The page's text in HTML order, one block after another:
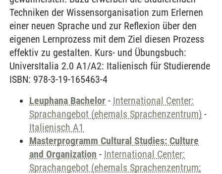
Techniken der Wissensorganisation zum Erlernen
einer neuen Sprache und zur Reflexion über den
eigenen Lernprozess mit dem Ziel diesen Prozess
effektiv zu gestalten. Kurs- und Übungsbuch:
UniversItalia 2.0 A1/A2: Italienisch für Studierende
ISBN: 978-3-19-165463-4
Leuphana Bachelor - International Center:
Sprachangebot (ehemals Sprachenzentrum) -
Italienisch A1
Masterprogramm Cultural Studies: Culture
and Organization - International Center:
Sprachangebot (ehemals Sprachenzentrum;